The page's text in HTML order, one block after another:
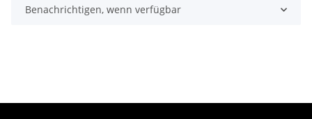
Benachrichtigen, wenn verfügbar